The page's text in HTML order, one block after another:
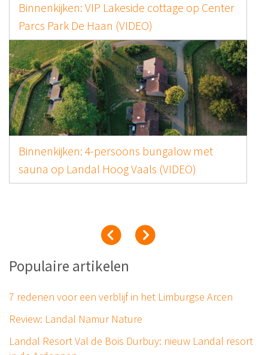
op Center
met
Binnenkijken: 6-persoons VIP
Center Parcs De Kempervennen
Center Parcs Park De Haan:
Belgische kust (VIDEO)
Populaire artikelen
7 redenen voor een verblijf in het Limburgse Arcen
Review: Landal Namur Nature
Landal Resort Val de Bois Durbuy: nieuw Landal resort